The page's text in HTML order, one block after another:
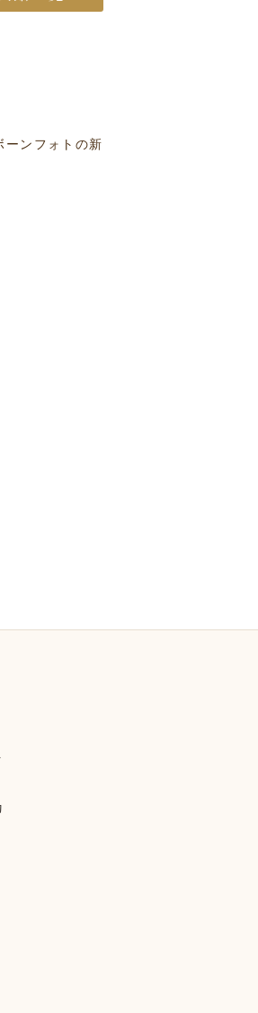
ーンフォトの新